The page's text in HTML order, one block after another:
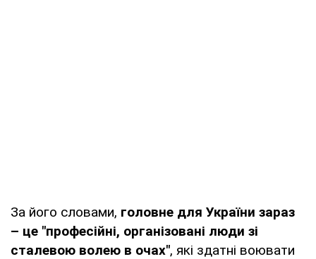
За його словами, головне для України зараз
– це "професійні, організовані люди зі
сталевою волею в очах", які здатні воювати